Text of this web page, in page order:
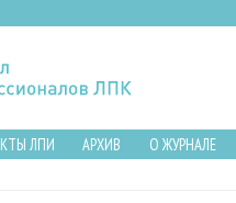
ЛПИ АРХИВ О ЖУРНАЛЕ